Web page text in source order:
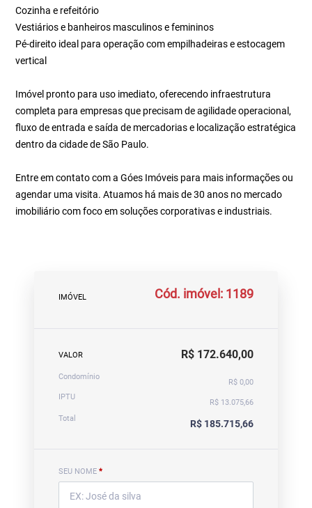
Cozinha e refeitório
Vestiários e banheiros masculinos e femininos
Pé-direito ideal para operação com empilhadeiras e estocagem
vertical
Imóvel pronto para uso imediato, oferecendo infraestrutura
completa para empresas que precisam de agilidade operacional,
fluxo de entrada e saída de mercadorias e localização estratégica
dentro da cidade de São Paulo.
Entre em contato com a Góes Imóveis para mais informações ou
agendar uma visita. Atuamos há mais de 30 anos no mercado
imobiliário com foco em soluções corporativas e industriais.
IMÓVEL Cód. imóvel: 1189
VALOR R$ 172.640,00
Condomínio
R$ 0,00
IPTU
R$ 13.075,66
Total
R$ 185.715,66
SEU NOME *